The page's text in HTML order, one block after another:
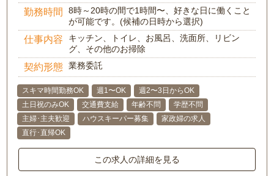
勤務時間
8時～20時の間で1時間〜、好きな日に働くこと
が可能です。(候補の日時から選択)
仕事内容
キッチン、トイレ、お風呂、洗面所、リビン
グ、その他のお掃除
契約形態 業務委託
スキマ時間勤務OK 週1〜OK
週2〜3日からOK
土日祝のみOK
交通費支給 年齢不問
学歴不問
主婦･主夫歓迎
ハウスキーパー募集
家政婦の求人
直行･直帰OK
この求人の詳細を見る